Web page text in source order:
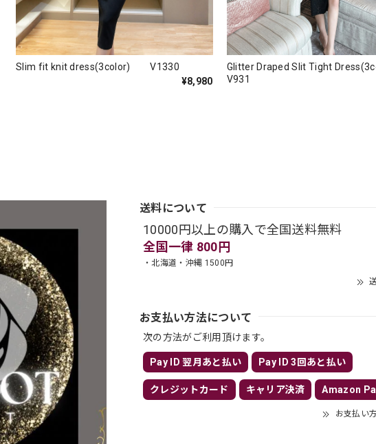
Slim fit knit dress(3color) V1330
¥8,980
Glitter Draped Slit Tight
V931
送料について
10000円以上の購入で全国送料無料
全国一律 800円
・北海道・沖縄 1500円
お支払い方法について
次の方法がご利用頂けます。
Pay ID 翌月あと払い Pay ID 3回あと払い
クレジットカード キャリア決済 Amazon
お支払い